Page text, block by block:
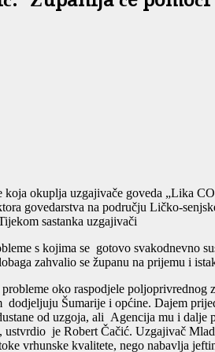
koja okuplja uzgajivače goveda „Lika
govedarstva na području Ličko-
sastanka uzgajivači
s kojima se gotovo svakodnevno
zahvalio se županu na prijemu i
oko raspodjele poljoprivrednog
Šumarije i općine. Dajem
od uzgoja, ali Agencija mu i dalje
ustvrdio je Robert Čačić. Uzgajivač
vrhunske kvalitete, nego nabavlja